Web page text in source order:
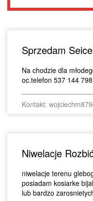
Sprzedam
Na chodzie dla
oc.telefon 537 144
Kontakt:
Niwelacje
niwelacje terenu
posiadam kosiarke
lub bardzo